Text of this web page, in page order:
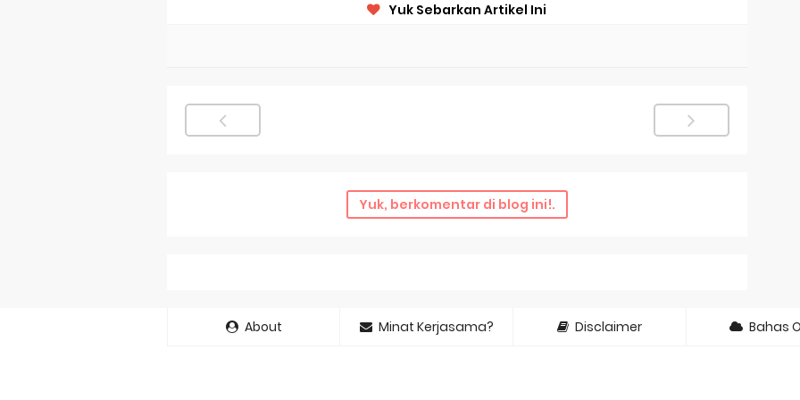
Yuk Sebarkan Artikel Ini
Yuk, berkomentar di blog ini!.
About Minat Kerjasama? Disclaimer Bahas